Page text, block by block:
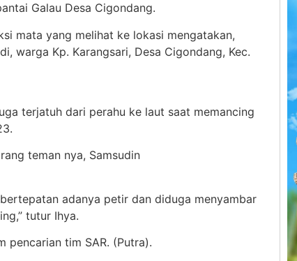
Galau Desa Cigondang.
mata yang melihat ke lokasi mengatakan,
warga Kp. Karangsari, Desa Cigondang, Kec.
terjatuh dari perahu ke laut saat memancing
teman nya, Samsudin
adanya petir dan diduga menyambar
tutur Ihya.
pencarian tim SAR. (Putra).